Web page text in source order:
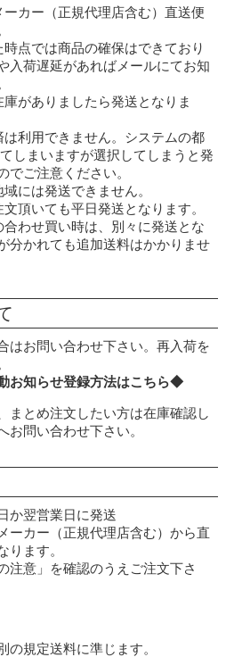
ーカー（正規代理店含む）直送便
点では商品の確保はできており
入荷遅延があればメールにてお知
がありましたら発送となりま
は利用できません。システムの都
しまいますが選択してしまうと発
でご注意ください。
には発送できません。
頂いても平日発送となります。
合わせ買い時は、別々に発送とな
分かれても追加送料はかかりませ
はお問い合わせ下さい。再入荷を
お知らせ登録方法はこちら◆
まとめ注文したい方は在庫確認し
お問い合わせ下さい。
翌営業日に発送
ーカー（正規代理店含む）から直
ります。
注意」を確認のうえご注文下さ
の規定送料に準じます。